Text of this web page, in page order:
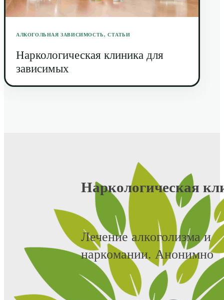
АЛКОГОЛЬНАЯ ЗАВИСИМОСТЬ,СТАТЬИ
Наркологическая клиника для
зависимых
Наркологическая
Лечение алкоголизма и
наркомании. Анонимно